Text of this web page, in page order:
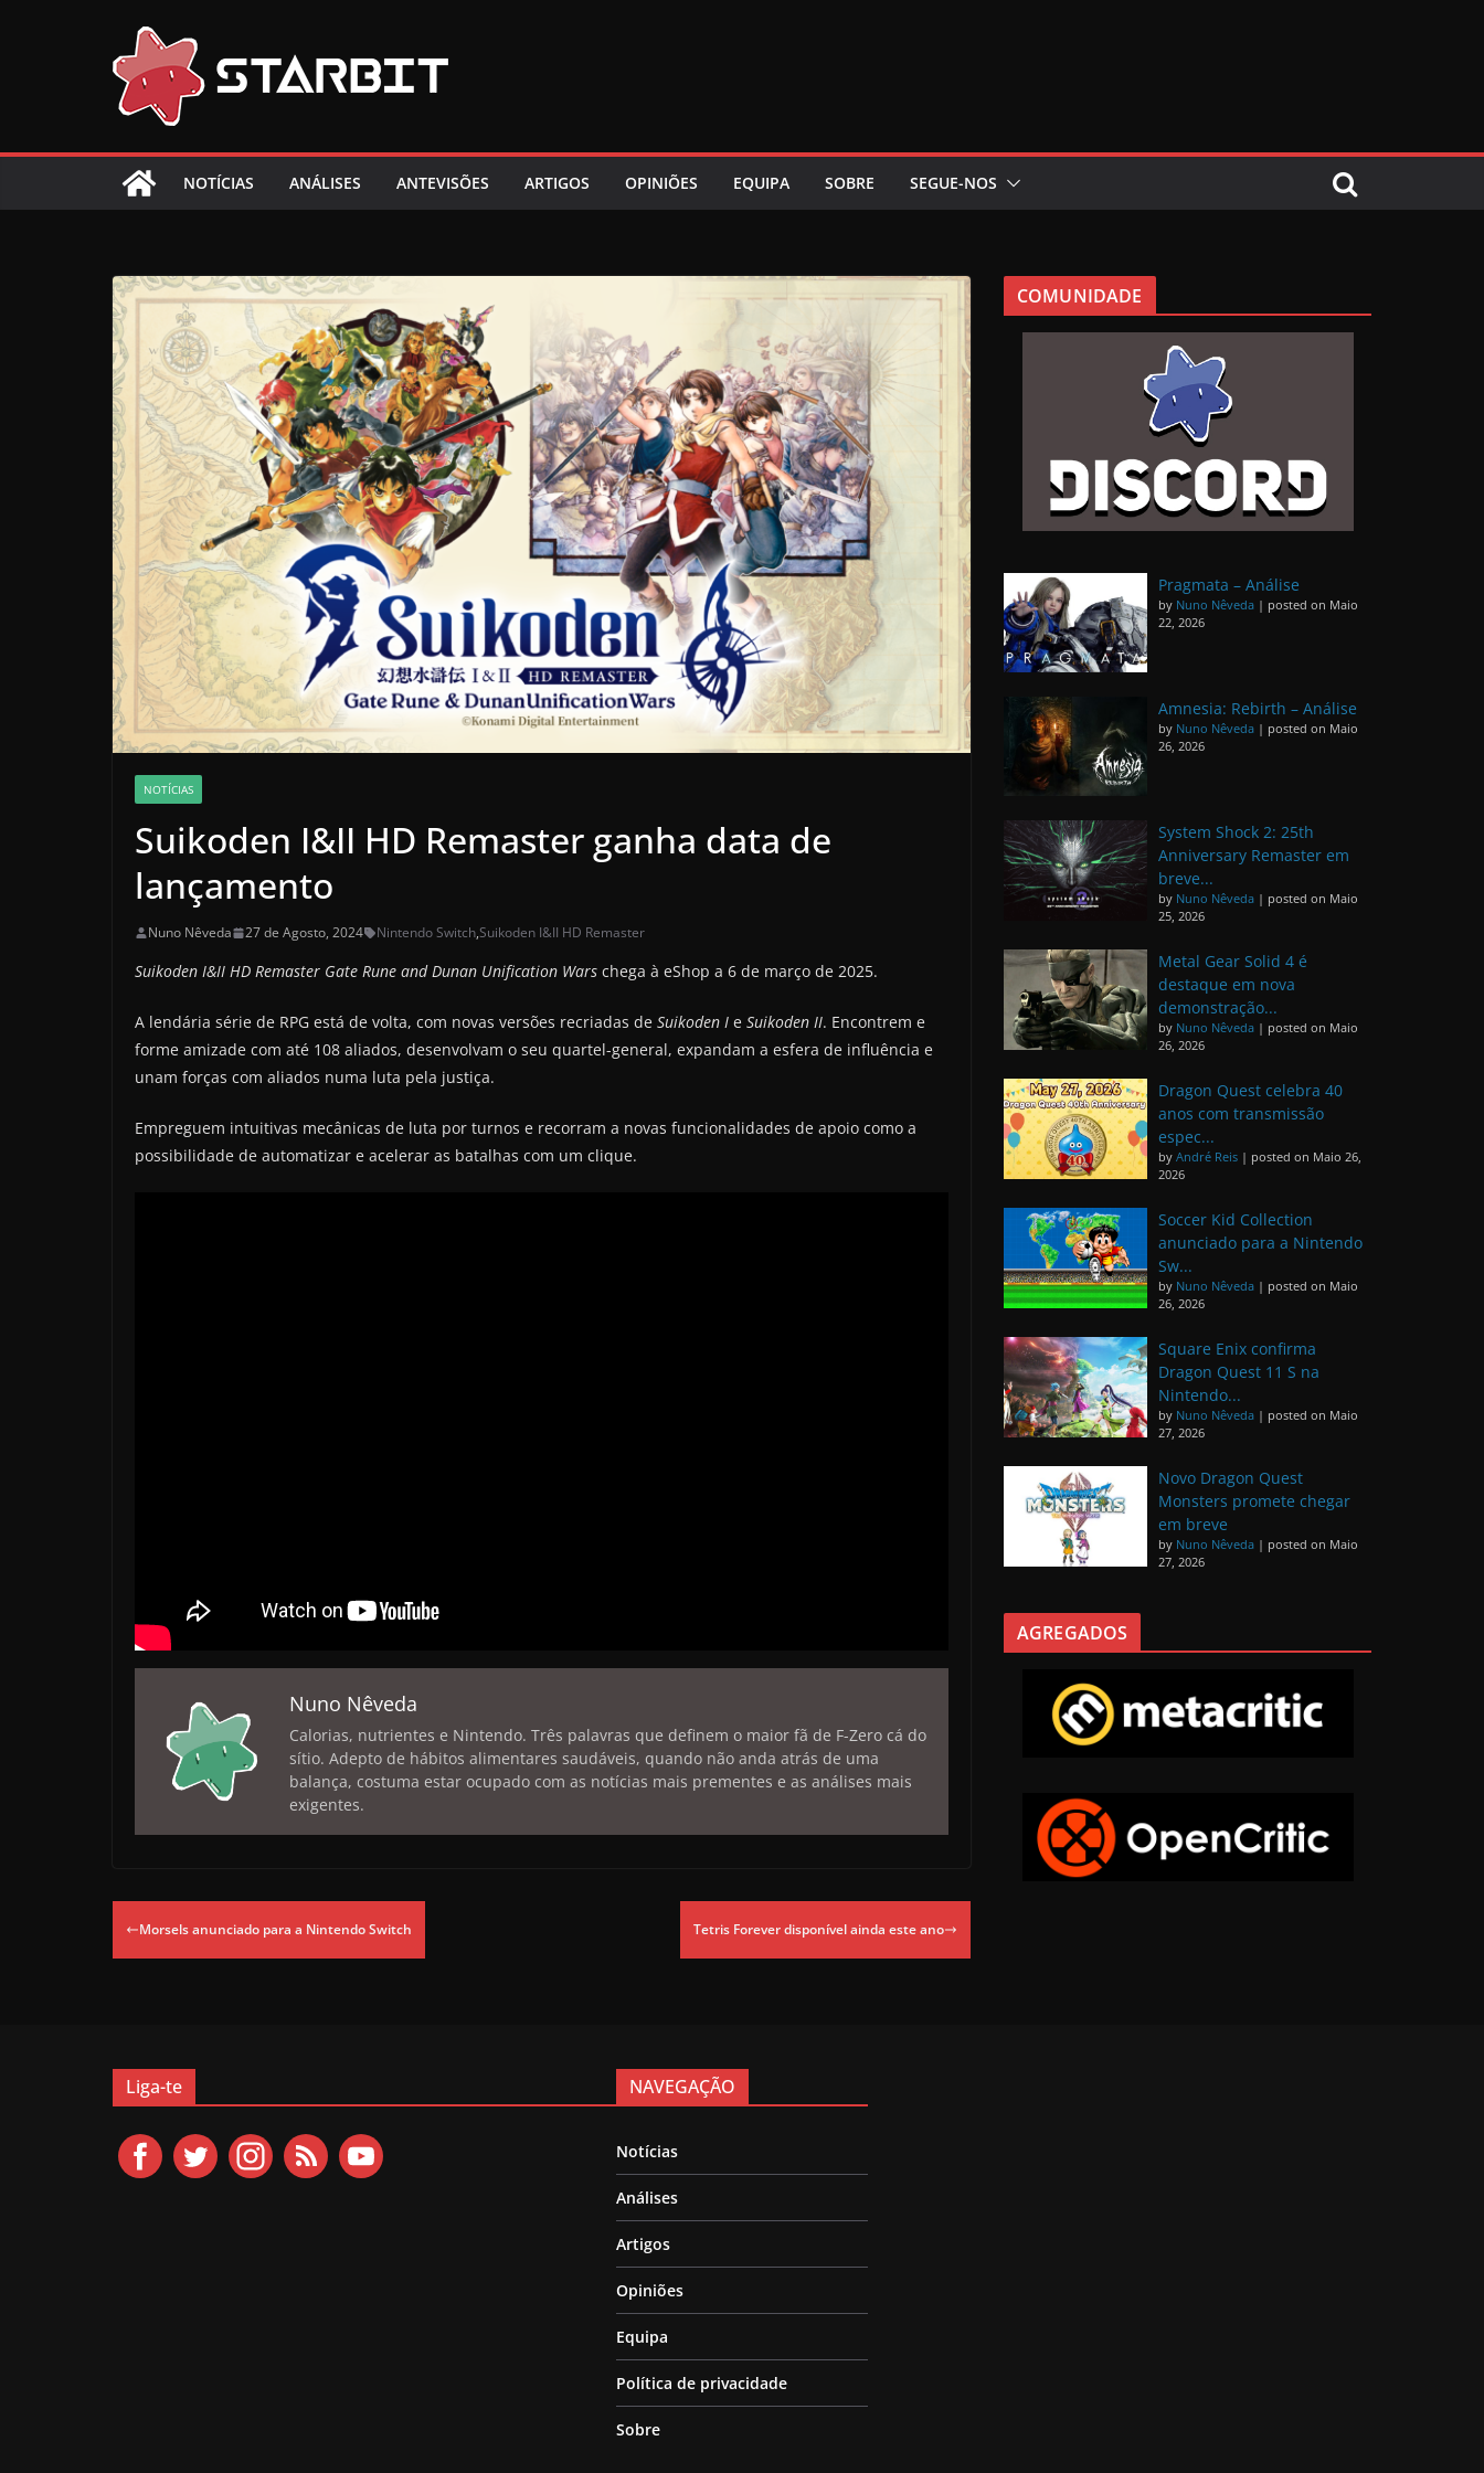
NOTÍCIAS ANÁLISES ANTEVISÕES ARTIGOS OPINIÕES EQUIPA SOBRE SEGUE-NOS
NOTÍCIAS
Suikoden I&II HD Remaster ganha data de
lançamento
Nuno Nêveda 27 de Agosto, 2024 Nintendo Switch,Suikoden I&II HD Remaster
Suikoden I&II HD Remaster Gate Rune and Dunan Unification Wars chega à eShop a 6 de março de 2025.
A lendária série de RPG está de volta, com novas versões recriadas de Suikoden I e Suikoden II. Encontrem e
forme amizade com até 108 aliados, desenvolvam o seu quartel-general, expandam a esfera de influência e
unam forças com aliados numa luta pela justiça.
Empreguem intuitivas mecânicas de luta por turnos e recorram a novas funcionalidades de apoio como a
possibilidade de automatizar e acelerar as batalhas com um clique.
Nuno Nêveda
Calorias, nutrientes e Nintendo. Três palavras que definem o maior fã de F-Zero cá do
sítio. Adepto de hábitos alimentares saudáveis, quando não anda atrás de uma
balança, costuma estar ocupado com as notícias mais prementes e as análises mais
exigentes.
Morsels anunciado para a Nintendo Switch Tetris Forever disponível ainda este ano
COMUNIDADE
Pragmata – Análise
by Nuno Nêveda | posted on Maio
22, 2026
Amnesia: Rebirth – Análise
by Nuno Nêveda | posted on Maio
26, 2026
System Shock 2: 25th
Anniversary Remaster em
breve...
by Nuno Nêveda | posted on Maio
25, 2026
Metal Gear Solid 4 é
destaque em nova
demonstração...
by Nuno Nêveda | posted on Maio
26, 2026
Dragon Quest celebra 40
anos com transmissão
espec...
by André Reis | posted on Maio 26,
2026
Soccer Kid Collection
anunciado para a Nintendo
Sw...
by Nuno Nêveda | posted on Maio
26, 2026
Square Enix confirma
Dragon Quest 11 S na
Nintendo...
by Nuno Nêveda | posted on Maio
27, 2026
Novo Dragon Quest
Monsters promete chegar
em breve
by Nuno Nêveda | posted on Maio
27, 2026
AGREGADOS
Liga-te NAVEGAÇÃO
Notícias
Análises
Artigos
Opiniões
Equipa
Política de privacidade
Sobre